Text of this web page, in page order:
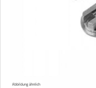
Abbildung ähnlich